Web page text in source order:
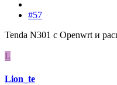
#57
Tenda N301 с Оpenwrt и
L
Lion_te